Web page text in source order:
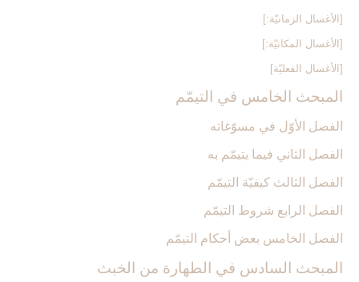
[الأغسال الزمانيّة:]
[الأغسال المكانيّة:]
[الأغسال الفعليّة]
المبحث الخامس في التيمّم‏
الفصل الأوّل في مسوّغاته
الفصل الثاني فيما يتيمّم به
الفصل الثالث كيفيّة التيمّم
الفصل الرابع شروط التيمّم‏
الفصل الخامس بعض أحكام التيمّم‏
المبحث السادس في الطهارة من الخبث‏